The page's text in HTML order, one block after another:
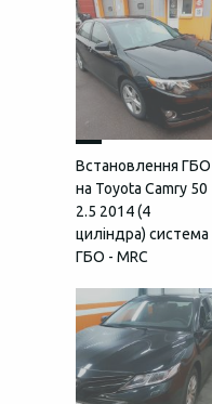
Встановлення ГБО
на Toyota Camry 50
2.5 2014 (4
циліндра) система
ГБО - MRC